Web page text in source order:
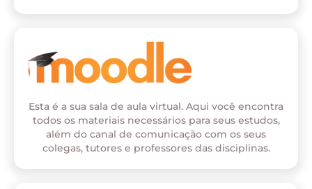
Esta é a sua sala de aula virtual. Aqui você encontra
todos os materiais necessários para seus estudos,
além do canal de comunicação com os seus
colegas, tutores e professores das disciplinas.